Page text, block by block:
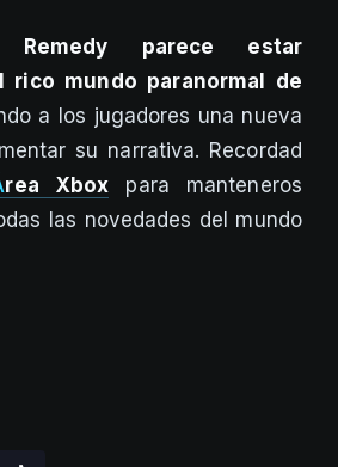
Remedy parece estar
rico mundo paranormal de
a los jugadores una nueva
su narrativa. Recordad
rea Xbox para manteneros
las novedades del mundo